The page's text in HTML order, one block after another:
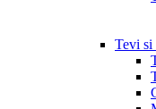
Tevi si